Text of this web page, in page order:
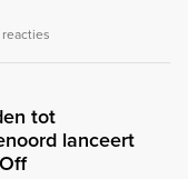
tot
lanceert